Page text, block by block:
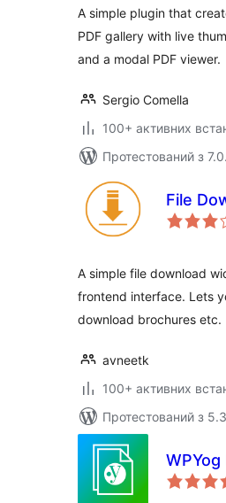
A simple plugin that
PDF gallery with live
and a modal PDF viewer.
Sergio Comella
100+ активних
Протестований з
File
A simple file download
frontend interface. Lets
download brochures etc.
avneetk
100+ активних
Протестований з